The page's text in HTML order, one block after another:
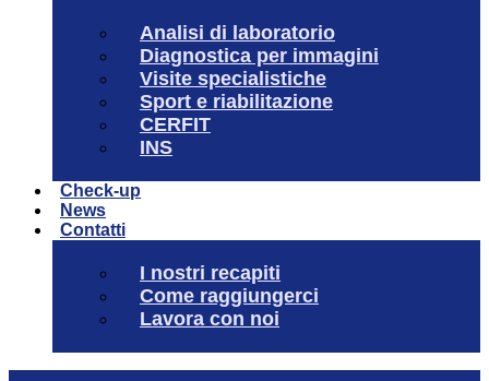
Analisi di laboratorio
Diagnostica per immagini
Visite specialistiche
Sport e riabilitazione
CERFIT
INS
Check-up
News
Contatti
I nostri recapiti
Come raggiungerci
Lavora con noi